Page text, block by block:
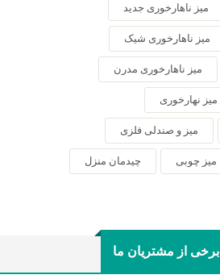
میز ناهارخوری جدید
میز ناهارخوری شیک
میز ناهارخوری مدرن
میز نهارخوری
میز و صندلی فلزی
میز چوبی چیدمان منزل
برخی از مشتریان ما